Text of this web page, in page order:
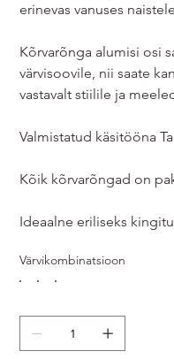
erinevas vanuses
Kõrvarõnga alumisi osi
värvisoovile, nii saate
vastavalt stiilile ja
Valmistatud käsitööna
Kõik kõrvarõngad on
Ideaalne eriliseks
Värvikombinatsioon